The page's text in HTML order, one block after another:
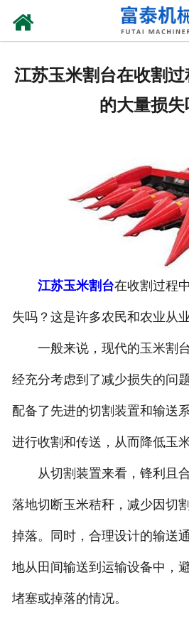
江苏玉米割台在收割
的大量损失
江苏玉米割台在收割过程
失吗？这是许多农民和农业从
一般来说，现代的玉米割台
经充分考虑到了减少损失的问
配备了先进的切割装置和输送
进行收割和传送，从而降低玉
从切割装置来看，锋利且合
落地切断玉米秸秆，减少因切
掉落。同时，合理设计的输送
地从田间输送到运输设备中，
堵塞或掉落的情况。